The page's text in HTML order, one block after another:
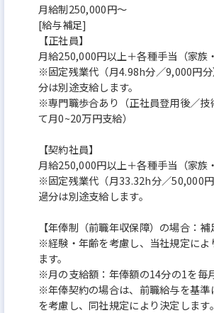
月給制250,000円～
[給与補足]
【正社員】
月給250,000円以上＋各種手当（家族
※固定残業代（月4.98h分／9,000円
分は別途支給します。
※専門職歩合あり（正社員登用後／技
て月0~20万円支給）
【契約社員】
月給250,000円以上＋各種手当（家族
※固定残業代（月33.32h分／50,000
過分は別途支給します。
【年俸制（前職年収保障）の場合：補
※経験・年齢を考慮し、当社規定によ
ます。
※月の支給額：年俸額の14分の1を毎
※年俸契約の場合は、前職給与を基準
を考慮し、同社規定により決定します。